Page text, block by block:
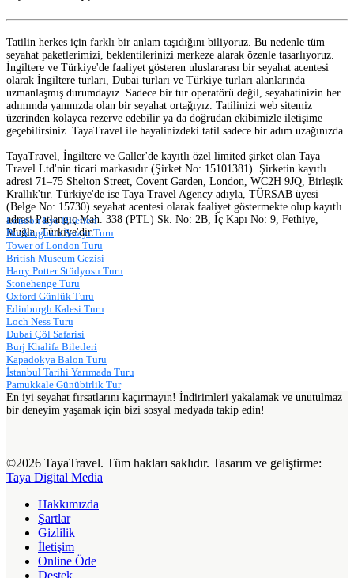
Tatilin herkes için farklı bir anlam taşıdığını biliyoruz. Bu nedenle tüm
seyahat paketlerimizi, beklentilerinizi merkeze alarak özenle tasarlıyoruz.
İngiltere ve Türkiye'de faaliyet gösteren uluslararası bir seyahat acentesi
olarak İngiltere turları, Dubai turları ve Türkiye turları alanlarında
uzmanlaşmış durumdayız. Sadece bir tur operatörü değil, seyahatinizin her
adımında yanınızda olan bir seyahat ortağıyız. Tatilinizi web sitemiz
üzerinden kolayca rezerve edebilir ya da doğrudan ekibimizle iletişime
geçebilirsiniz. TayaTravel ile hayalinizdeki tatil sadece bir adım uzağınızda.
TayaTravel, İngiltere ve Galler'de kayıtlı özel limited şirket olan Taya
Travel Ltd'nin ticari markasıdır (Şirket No: 15101381). Şirketin kayıtlı
adresi 71–75 Shelton Street, Covent Garden, London, WC2H 9JQ, Birleşik
Krallık'tır. Türkiye'de ise Taya Travel Agency adıyla, TÜRSAB üyesi
(Belge No: 15730) seyahat acentesi olarak faaliyet göstermekte olup kayıtlı
adresi Patlangıç Mah. 338 (PTL) Sk. No: 2B, İç Kapı No: 9, Fethiye,
Muğla, Türkiye'dir.
London Eye Biletleri
Buckingham Sarayı Turu
Tower of London Turu
British Museum Gezisi
Harry Potter Stüdyosu Turu
Stonehenge Turu
Oxford Günlük Turu
Edinburgh Kalesi Turu
Loch Ness Turu
Dubai Çöl Safarisi
Burj Khalifa Biletleri
Kapadokya Balon Turu
İstanbul Tarihi Yarımada Turu
Pamukkale Günübirlik Tur
En iyi seyahat fırsatlarını kaçırmayın! İndirimleri yakalamak ve unutulmaz
bir deneyim yaşamak için bizi sosyal medyada takip edin!
©2026 TayaTravel. Tüm hakları saklıdır. Tasarım ve geliştirme:
Taya Digital Media
Hakkımızda
Şartlar
Gizlilik
İletişim
Online Öde
Destek